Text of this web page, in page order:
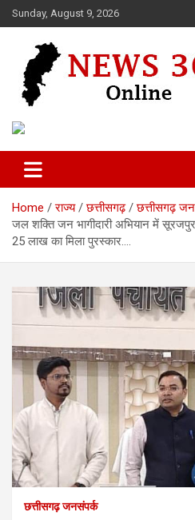
Skip
to
Sunday, August 9, 2026
News 36
Home राज्य छत्तीसगढ़
छत्तीसगढ़
जल शक्ति जन भागीदारी अभियान में सूरजपुर
25 लाख का मिला पुरस्कार….
छत्तीसगढ़ जनसंपर्क